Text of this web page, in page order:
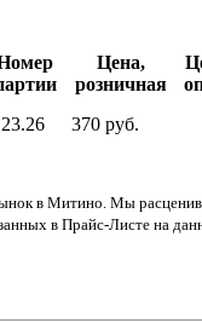
Цена,
розничная
370 руб.
в Митино. Мы
в Прайс-Листе на